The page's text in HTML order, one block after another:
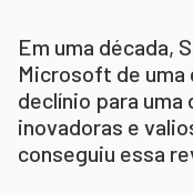
Em uma década,
Microsoft de
declínio para uma
inovadoras e
conseguiu essa